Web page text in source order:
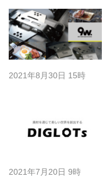
2021年8月30日 15時
2021年7月20日 9時